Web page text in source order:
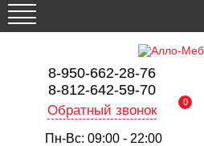
8-950-662-28-76
8-812-642-59-70
Обратный звонок
Пн-Вс: 09:00 - 22:00
0